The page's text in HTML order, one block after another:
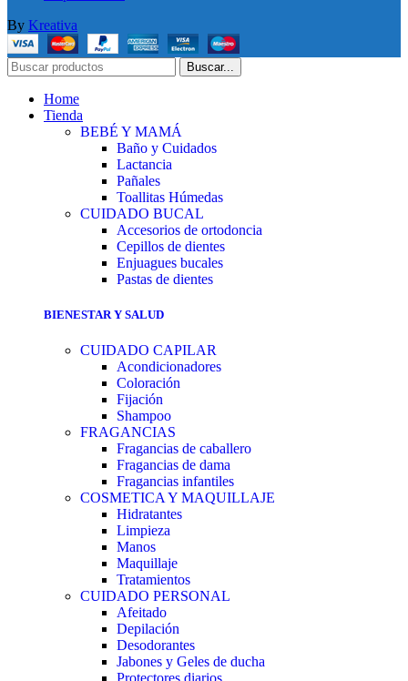
By Kreativa
Buscar...
Home
Tienda
BEBÉ Y MAMÁ
Baño y Cuidados
Lactancia
Pañales
Toallitas Húmedas
CUIDADO BUCAL
Accesorios de ortodoncia
Cepillos de dientes
Enjuagues bucales
Pastas de dientes
BIENESTAR Y SALUD
CUIDADO CAPILAR
Acondicionadores
Coloración
Fijación
Shampoo
FRAGANCIAS
Fragancias de caballero
Fragancias de dama
Fragancias infantiles
COSMETICA Y MAQUILLAJE
Hidratantes
Limpieza
Manos
Maquillaje
Tratamientos
CUIDADO PERSONAL
Afeitado
Depilación
Desodorantes
Jabones y Geles de ducha